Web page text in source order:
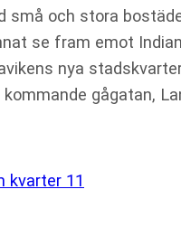
små och stora
se fram emot
nya
gågatan,
kvarter 11